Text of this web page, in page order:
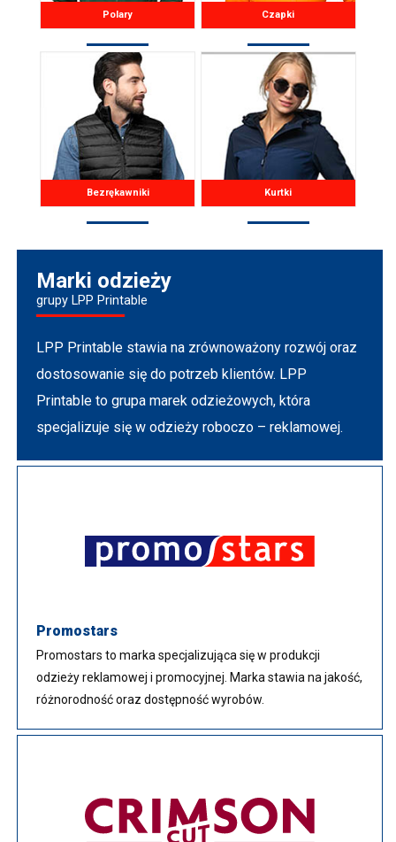
Polary Czapki
Bezrękawniki Kurtki
Marki odzieży
grupy LPP Printable
LPP Printable stawia na zrównoważony rozwój oraz
dostosowanie się do potrzeb klientów. LPP
Printable to grupa marek odzieżowych, która
specjalizuje się w odzieży roboczo – reklamowej.
Promostars
Promostars to marka specjalizująca się w produkcji
odzieży reklamowej i promocyjnej. Marka stawia na jakość,
różnorodność oraz dostępność wyrobów.